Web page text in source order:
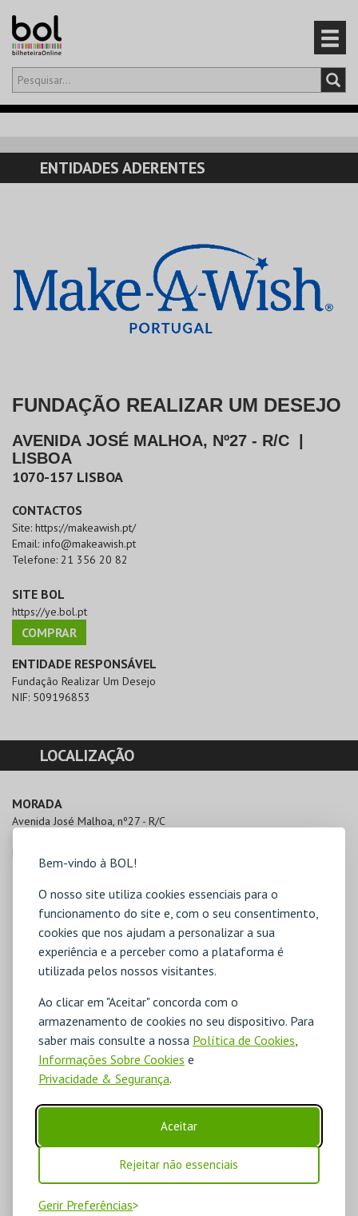
Bem-vindo à BOL!
O nosso site utiliza cookies essenciais para o
funcionamento do site e, com o seu consentimento,
cookies que nos ajudam a personalizar a sua
experiência e a perceber como a plataforma é
utilizada pelos nossos visitantes.
Ao clicar em "Aceitar" concorda com o
armazenamento de cookies no seu dispositivo. Para
saber mais consulte a nossa Política de Cookies
Informações Sobre Cookies e
Privacidade & Segurança.
Aceitar
Rejeitar não essenciais
Gerir Preferências
Olá,iniciar sessão
CARRINHO
EVENTOS
PRODUTOS
ENTIDADES ADERENTES
FUNDAÇÃO REALIZAR UM DESEJO
AVENIDA JOSÉ MALHOA, Nº27 - R/C
LISBOA
1070-157 LISBOA
CONTACTOS
Site: https://makeawish.pt/
Email: info@makeawish.pt
Telefone: 21 356 20 82
SITE BOL
https://ye.bol.pt
COMPRAR
ENTIDADE RESPONSÁVEL
Fundação Realizar Um Desejo
NIF: 509196853
LOCALIZAÇÃO
MORADA
Avenida José Malhoa, nº27 - R/C
Direcções para Fund. Realizar Um Desejo